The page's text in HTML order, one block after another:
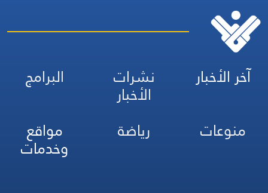
آخر الأخبار نشرات
الأخبار
البرامج
منوعات
رياضة مواقع
وخدمات